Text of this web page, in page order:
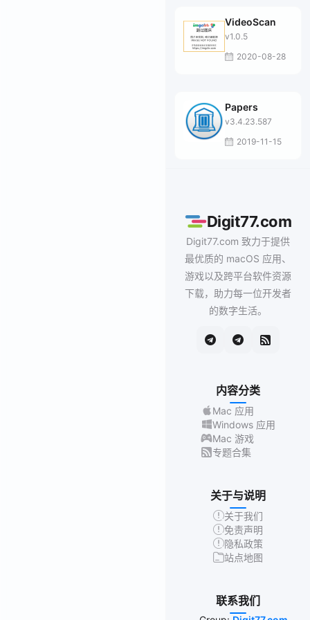
VideoScan
v1.0.5
2020-08-28
Papers
v3.4.23.587
2019-11-15
Digit77.com
Digit77.com 致力于提供
最优质的 macOS 应用、
游戏以及跨平台软件资源
下载，助力每一位开发者
的数字生活。
内容分类
Mac 应用
Windows 应用
Mac 游戏
专题合集
关于与说明
关于我们
免责声明
隐私政策
站点地图
联系我们